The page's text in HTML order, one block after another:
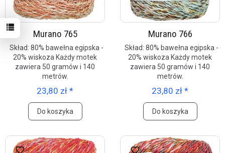
Murano 765
Skład: 80% bawełna egipska -
20% wiskoza Każdy motek
zawiera 50 gramów i 140
metrów.
23,80 zł *
Do koszyka
Murano 766
Skład: 80% bawełna egipska -
20% wiskoza Każdy motek
zawiera 50 gramów i 140
metrów.
23,80 zł *
Do koszyka